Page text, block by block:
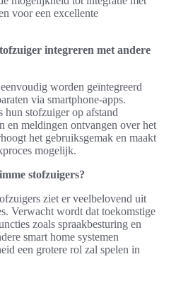
voor een excellente
integreren met andere
worden geïntegreerd
via smartphone-apps.
hun stofzuiger op afstand
en meldingen ontvangen over het
het gebruiksgemak en maakt
mogelijk.
stofzuigers?
ziet er veelbelovend uit
Verwacht wordt dat toekomstige
zoals spraakbesturing en
smart home systemen
een grotere rol zal spelen in